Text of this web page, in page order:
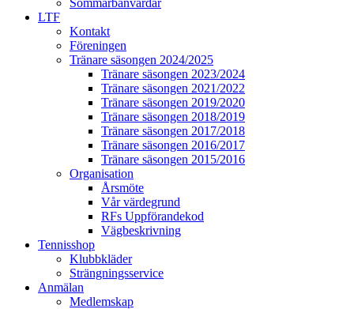
LTF
Kontakt
Föreningen
Tränare säsongen 2024/2025
Tränare säsongen 2023/2024
Tränare säsongen 2021/2022
Tränare säsongen 2019/2020
Tränare säsongen 2018/2019
Tränare säsongen 2017/2018
Tränare säsongen 2016/2017
Tränare säsongen 2015/2016
Organisation
Årsmöte
Vår värdegrund
RFs Uppförandekod
Vägbeskrivning
Tennisshop
Klubbkläder
Strängningsservice
Anmälan
Medlemskap